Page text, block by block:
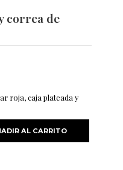
correa de
roja, caja plateada y
AL CARRITO